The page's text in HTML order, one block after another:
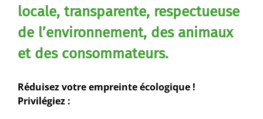
locale, transparente, respectueuse
de l’environnement, des animaux
et des consommateurs.
Réduisez votre empreinte écologique !
Privilégiez :